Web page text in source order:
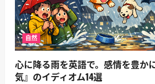
自然
心に降る雨を英語で。感情を豊か
気』のイディオム14選